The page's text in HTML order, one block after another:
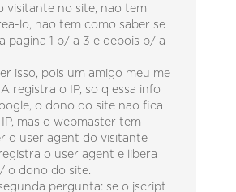
visitante no site, nao tem
lo, nao tem como saber se
pagina 1 p/ a 3 e depois p/ a
isso, pois um amigo meu me
registra o IP, so q essa info
o dono do site nao fica
mas o webmaster tem
o user agent do visitante
o user agent e libera
o dono do site.
pergunta: se o jscript